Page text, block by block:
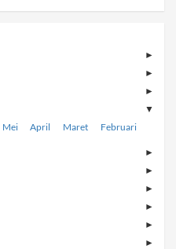
►
►
►
▼
Mei April Maret Februari
►
►
►
►
►
►